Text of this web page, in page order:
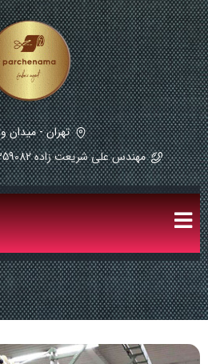
تهران - میدان
مهندس علی شریعت زاده 09109359082 - 09307027640
آینده صنعت نساجی